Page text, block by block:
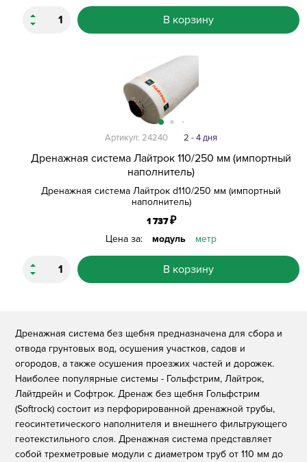
В корзину
Дренажная система Лайтрок 110/250 мм (импортный
наполнитель)
Дренажная система Лайтрок d110/250 мм (импортный
наполнитель)
Артикул: 24240 2 - 4 дня
1 737₽
Цена за: модуль метр
В корзину
Дренажная система без щебня предназначена для сбора и
отвода грунтовых вод, осушения участков, садов и
огородов, а также осушения проезжих частей и дорожек.
Наиболее популярные системы - Гольфстрим, Лайтрок,
Лайтдрейн и Софтрок. Дренаж без щебня Гольфстрим
(Softrock) состоит из перфорированной дренажной трубы,
геосинтетического наполнителя и внешнего фильтрующего
геотекстильного слоя. Дренажная система представляет
собой трехметровые модули с диаметром труб от 110 мм до